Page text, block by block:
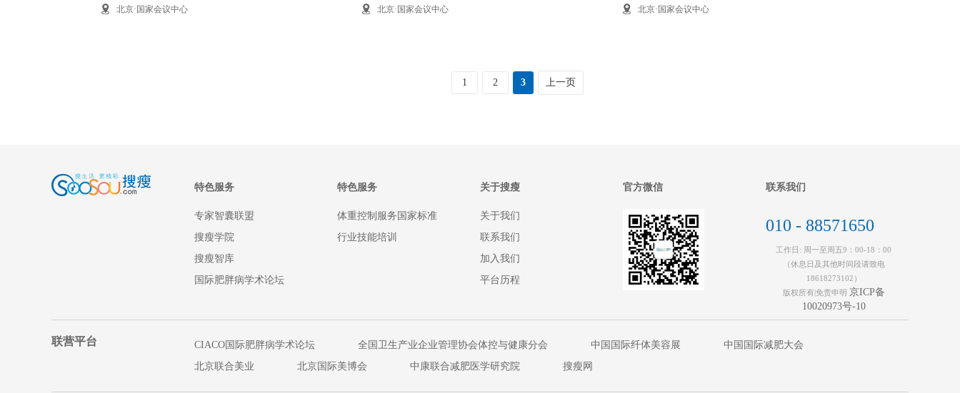
北京·国家会议中心
北京·国家会议中心
北京·国家会议中心
1 2 3 上一页
特色服务
专家智囊联盟
搜瘦学院
搜瘦智库
国际肥胖病学术论坛
特色服务
体重控制服务国家标准
行业技能培训
关于搜瘦
关于我们
联系我们
加入我们
平台历程
官方微信 联系我们
010 - 88571650
工作日: 周一至周五9：00-18：00
（休息日及其他时间段请致电
18618273102）
版权所有|免责申明 京ICP备
10020973号-10
联营平台 CIACO国际肥胖病学术论坛 全国卫生产业企业管理协会体控与健康分会 中国国际纤体美容展
中国国际减肥大会
北京联合美业
北京国际美博会 中康联合减肥医学研究院 搜瘦网